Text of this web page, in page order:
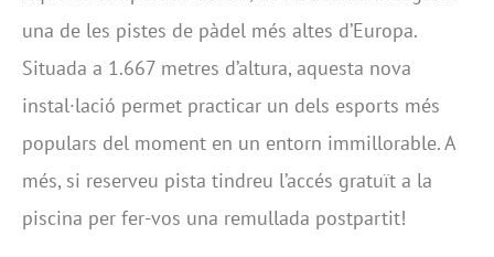
una de les pistes de pàdel més altes d’Europa.
Situada a 1.667 metres d’altura, aquesta nova
instal·lació permet practicar un dels esports més
populars del moment en un entorn immillorable. A
més, si reserveu pista tindreu l’accés gratuït a la
piscina per fer-vos una remullada postpartit!